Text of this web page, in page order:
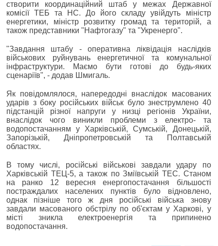
створити координаційний штаб у межах Державної
комісії ТЕБ та НС. До його складу увійдуть міністр
енергетики, міністр розвитку громад та територій, а
також представники "Нафтогазу" та "Укренерго".
"Завдання штабу - оперативна ліквідація наслідків
військових руйнувань енергетичної та комунальної
інфраструктури. Маємо бути готові до будь-яких
сценаріїв", - додав Шмигаль.
Як повідомлялося, напередодні внаслідок масованих
ударів з боку російських військ було знеструмлено 40
підстанцій різної напруги у низці регіонів України,
внаслідок чого виникли проблеми з електро- та
водопостачанням у Харківській, Сумській, Донецькій,
Запорізькій, Дніпропетровській та Полтавській
областях.
В тому числі, російські військові завдали удару по
Харківській ТЕЦ-5, а також по Зміївській ТЕС. Станом
на ранко 12 вересня енергопостачання більшості
постраждалих населених пунктів було відновлено,
однак пізніше того ж дня російські війська знову
завдали масованого обстрілу по об'єктам у Харкові, у
місті зникла електроенергія та припинено
водопостачання.